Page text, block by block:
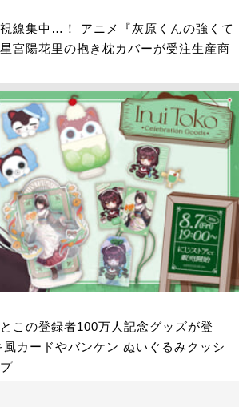
線集中…！ アニメ『灰原くんの強くて
宮陽花里の抱き枕カバーが受注生産商
この登録者100万人記念グッズが登
カードやバンケン ぬいぐるみクッシ